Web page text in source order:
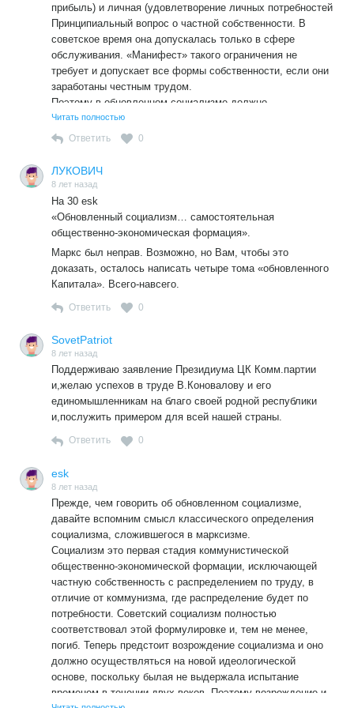
прибыль) и личная (удовлетворение личных потребностей
Принципиальный вопрос о частной собственности. В
советское время она допускалась только в сфере
обслуживания. «Манифест» такого ограничения не
требует и допускает все формы собственности, если они
заработаны честным трудом.
Поэтому в обновленном социализме должно
фигурировать допущение многокаскадной смешанной
экономики.
Читать полностью
Ответить 0
ЛУКОВИЧ
8 лет назад
На 30 esk
«Обновленный социализм… самостоятельная
общественно-экономическая формация».
Маркс был неправ. Возможно, но Вам, чтобы это
доказать, осталось написать четыре тома «обновленного
Капитала». Всего-навсего.
Ответить 0
SovetPatriot
8 лет назад
Поддерживаю заявление Президиума ЦК Комм.партии
и,желаю успехов в труде В.Коновалову и его
единомышленникам на благо своей родной республики
и,послужить примером для всей нашей страны.
Ответить 0
esk
8 лет назад
Прежде, чем говорить об обновленном социализме,
давайте вспомним смысл классического определения
социализма, сложившегося в марксизме.
Социализм это первая стадия коммунистической
общественно-экономической формации, исключающей
частную собственность с распределением по труду, в
отличие от коммунизма, где распределение будет по
потребности. Советский социализм полностью
соответствовал этой формулировке и, тем не менее,
погиб. Теперь предстоит возрождение социализма и оно
должно осуществляться на новой идеологической
основе, поскольку былая не выдержала испытание
временем в течении двух веков. Поэтому возрождение и